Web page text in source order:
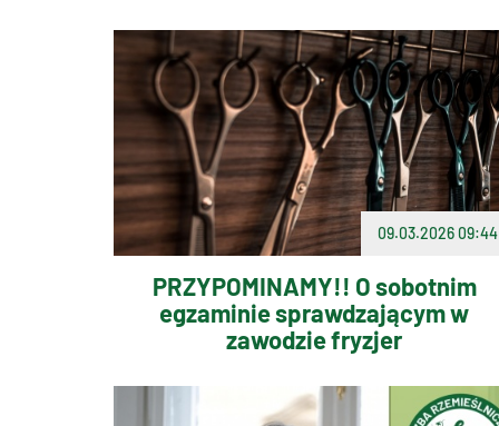
09.03.2026 09:44
PRZYPOMINAMY!! O sobotnim
egzaminie sprawdzającym w
zawodzie fryzjer